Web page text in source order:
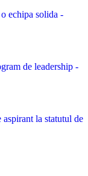
echipa solida -
de leadership -
la statutul de